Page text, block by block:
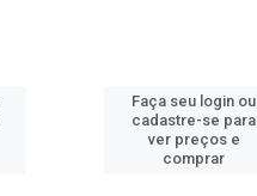
Faça seu login ou
cadastre-se para
ver preços e
comprar